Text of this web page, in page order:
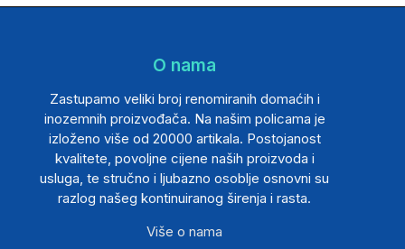
O nama
Zastupamo veliki broj renomiranih domaćih i
inozemnih proizvođača. Na našim policama je
izloženo više od 20000 artikala. Postojanost
kvalitete, povoljne cijene naših proizvoda i
usluga, te stručno i ljubazno osoblje osnovni su
razlog našeg kontinuiranog širenja i rasta.
Više o nama